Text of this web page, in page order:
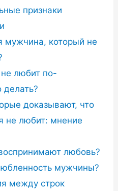
признаки
мужчина, который не
любит по-
делать?
доказывают, что
не любит: мнение
любовь?
мужчины?
между строк